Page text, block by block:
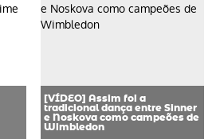
[VÍDEO] Assim foi a
tradicional dança entre Sinner
e Noskova como campeões de
Wimbledon